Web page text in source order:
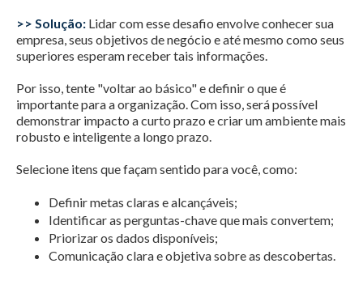
>> Solução: Lidar com esse desafio envolve conhecer sua
empresa, seus objetivos de negócio e até mesmo como seus
superiores esperam receber tais informações.
Por isso, tente "voltar ao básico" e definir o que é
importante para a organização. Com isso, será possível
demonstrar impacto a curto prazo e criar um ambiente mais
robusto e inteligente a longo prazo.
Selecione itens que façam sentido para você, como:
Definir metas claras e alcançáveis;
Identificar as perguntas-chave que mais convertem;
Priorizar os dados disponíveis;
Comunicação clara e objetiva sobre as descobertas.